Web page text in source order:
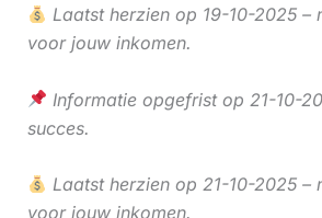
Laatst herzien op 19-10-2025 –
voor jouw inkomen.
Informatie opgefrist op 21-10-
succes.
Laatst herzien op 21-10-2025 –
voor jouw inkomen.